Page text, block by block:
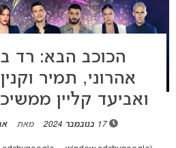
הכוכב הבא: רד
אהרוני, תמיר
ואביעד קליין
17 בנובמבר 2024 מאת